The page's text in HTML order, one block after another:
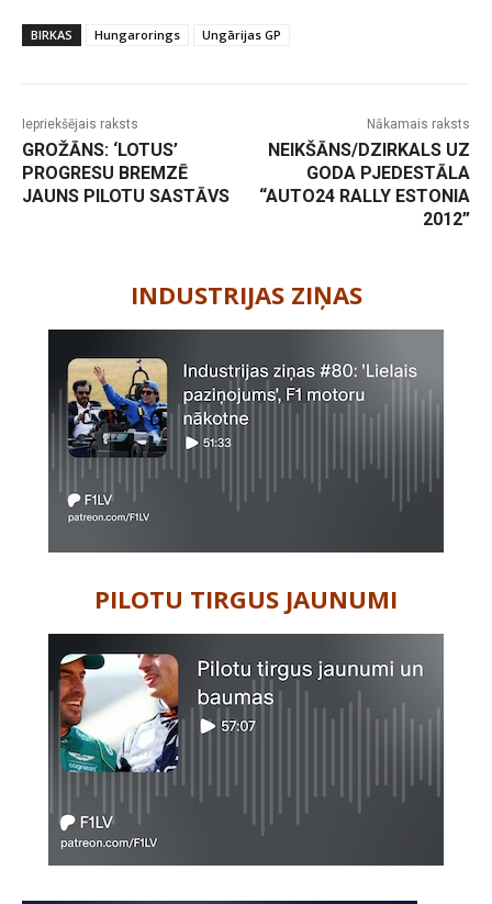
BIRKAS Hungarorings Ungārijas GP
Iepriekšējais raksts
GROŽĀNS: ‘LOTUS’
PROGRESU BREMZĒ
JAUNS PILOTU SASTĀVS
Nākamais raksts
NEIKŠĀNS/DZIRKALS UZ
GODA PJEDESTĀLA
“AUTO24 RALLY ESTONIA
2012”
INDUSTRIJAS ZIŅAS
PILOTU TIRGUS JAUNUMI